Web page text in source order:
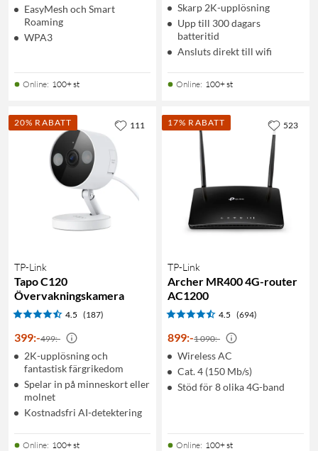
EasyMesh och Smart
Roaming
WPA3
Online: 100+ st
Skarp 2K-upplösning
Upp till 300 dagars
batteritid
Ansluts direkt till wifi
Online: 100+ st
20% RABATT
TP-Link
Tapo C120
Övervakningskamera
4.5 (187)
399:-499:-
2K-upplösning och
fantastisk färgrikedom
Spelar in på minneskort eller
molnet
Kostnadsfri AI-detektering
Online: 100+ st
111 17% RABATT
TP-Link
Archer MR400 4G-router
AC1200
4.5 (694)
899:-1 090:-
Wireless AC
Cat. 4 (150 Mb/s)
Stöd för 8 olika 4G-band
Online: 100+ st
523